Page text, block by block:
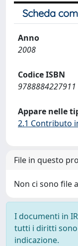
Scheda
Anno
2008
Codice ISBN
9788884227911
Appare nelle
2.1 Contributo
File in questo
Non ci sono file
I documenti in
tutti i diritti sono
indicazione.